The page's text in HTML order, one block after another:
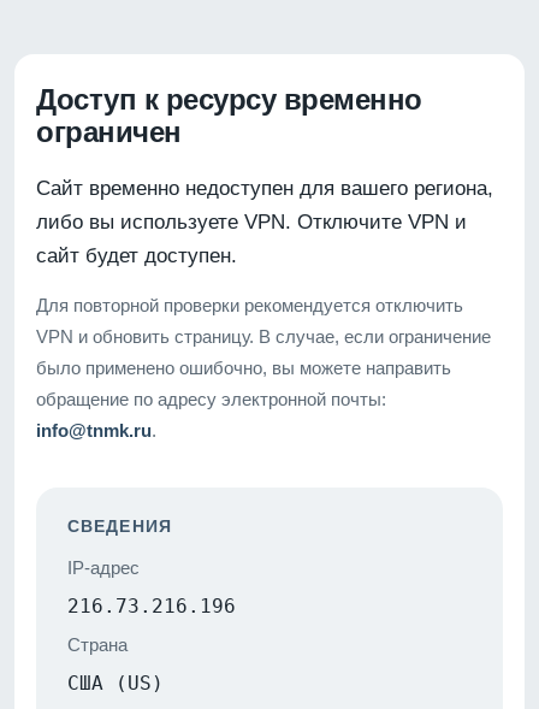
Доступ к ресурсу временно
ограничен
Сайт временно недоступен для вашего региона,
либо вы используете VPN. Отключите VPN и
сайт будет доступен.
Для повторной проверки рекомендуется отключить
VPN и обновить страницу. В случае, если ограничение
было применено ошибочно, вы можете направить
обращение по адресу электронной почты:
info@tnmk.ru.
СВЕДЕНИЯ
IP-адрес
216.73.216.196
Страна
США (US)